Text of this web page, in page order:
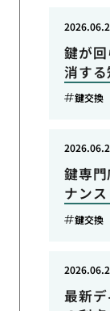
鍵が
消する
鍵交換
鍵専
ナンス
鍵交換
最新